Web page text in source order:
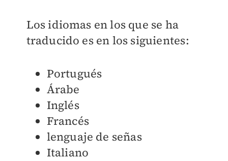
Los idiomas en los que se ha
traducido es en los siguientes:
Portugués
Árabe
Inglés
Francés
lenguaje de señas
Italiano